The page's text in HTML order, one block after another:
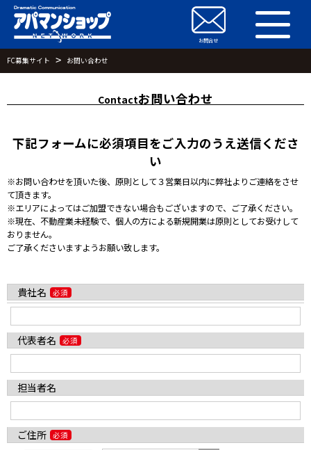
お問合せ
お問合せ
FC募集サイト お問い合わせ
Contactお問い合わせ
下記フォームに必須項目をご入力のうえ送信くださ
い
※お問い合わせを頂いた後、原則として３営業日以内に弊社よりご連絡をさせ
て頂きます。
※エリアによってはご加盟できない場合もございますので、ご了承ください。
※現在、不動産業未経験で、個人の方による新規開業は原則としてお受けして
おりません。
ご了承くださいますようお願い致します。
貴社名
代表者名
担当者名
ご住所